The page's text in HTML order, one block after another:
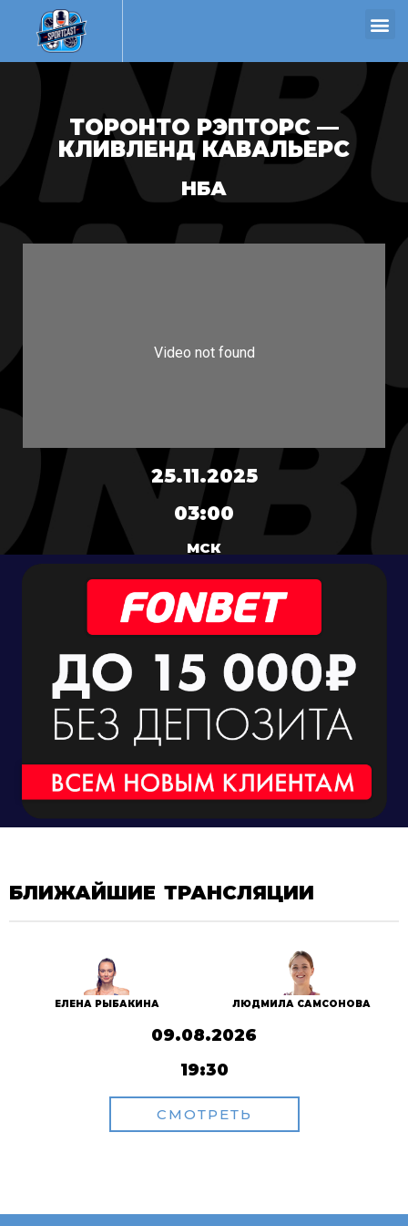
ТОРОНТО РЭПТОРС —
КЛИВЛЕНД КАВАЛЬЕРС
НБА
25.11.2025
03:00
МСК
БЛИЖАЙШИЕ ТРАНСЛЯЦИИ
ЕЛЕНА РЫБАКИНА ЛЮДМИЛА САМСОНОВА
09.08.2026
19:30
СМОТРЕТЬ